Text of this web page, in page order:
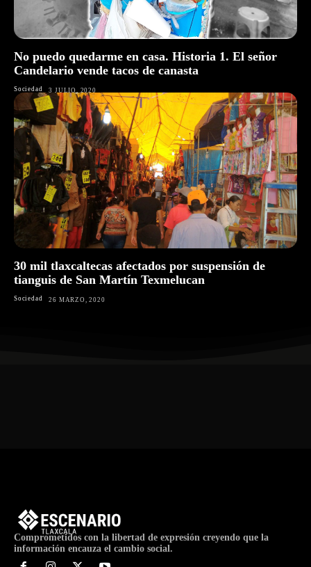
No puedo quedarme en casa. Historia 1. El señor
Candelario vende tacos de canasta
Sociedad 3 JULIO, 2020
30 mil tlaxcaltecas afectados por suspensión de
tianguis de San Martín Texmelucan
Sociedad 26 MARZO, 2020
Comprometidos con la libertad de expresión creyendo que la
información encauza el cambio social.